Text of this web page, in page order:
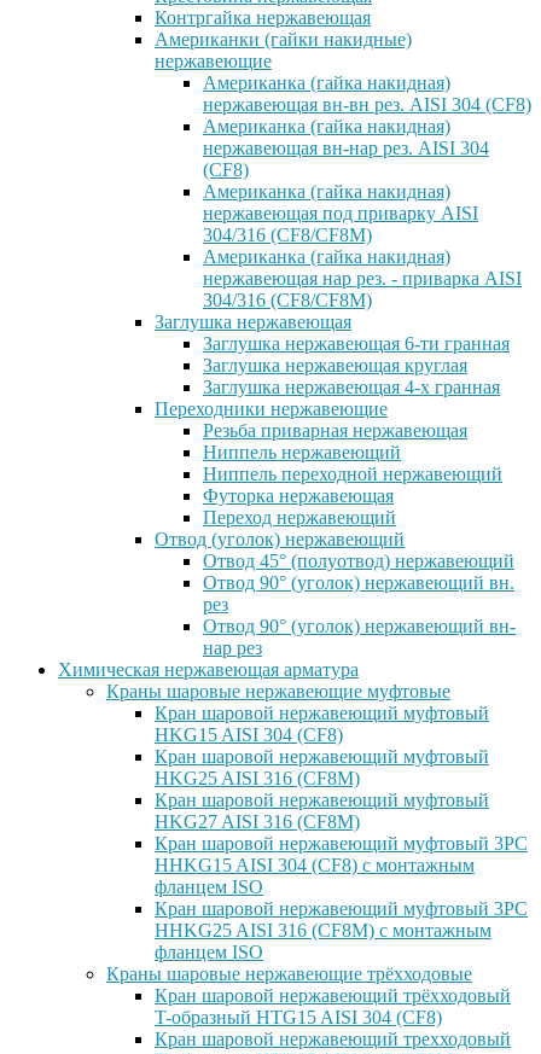
Контргайка нержавеющая
Американки (гайки накидные)
нержавеющие
Американка (гайка накидная)
нержавеющая вн-вн рез. AISI 304 (CF8)
Американка (гайка накидная)
нержавеющая вн-нар рез. AISI 304
(CF8)
Американка (гайка накидная)
нержавеющая под приварку AISI
304/316 (CF8/CF8M)
Американка (гайка накидная)
нержавеющая нар рез. - приварка AISI
304/316 (CF8/CF8M)
Заглушка нержавеющая
Заглушка нержавеющая 6-ти гранная
Заглушка нержавеющая круглая
Заглушка нержавеющая 4-х гранная
Переходники нержавеющие
Резьба приварная нержавеющая
Ниппель нержавеющий
Ниппель переходной нержавеющий
Футорка нержавеющая
Переход нержавеющий
Отвод (уголок) нержавеющий
Отвод 45° (полуотвод) нержавеющий
Отвод 90° (уголок) нержавеющий вн.
рез
Отвод 90° (уголок) нержавеющий вн-
нар рез
Химическая нержавеющая арматура
Краны шаровые нержавеющие муфтовые
Кран шаровой нержавеющий муфтовый
HKG15 AISI 304 (CF8)
Кран шаровой нержавеющий муфтовый
HKG25 AISI 316 (CF8M)
Кран шаровой нержавеющий муфтовый
HKG27 AISI 316 (CF8M)
Кран шаровой нержавеющий муфтовый 3PC
HHKG15 AISI 304 (CF8) с монтажным
фланцем ISO
Кран шаровой нержавеющий муфтовый 3PC
HHKG25 AISI 316 (CF8M) с монтажным
фланцем ISO
Краны шаровые нержавеющие трёхходовые
Кран шаровой нержавеющий трёхходовый
T-образный HTG15 AISI 304 (CF8)
Кран шаровой нержавеющий трехходовый